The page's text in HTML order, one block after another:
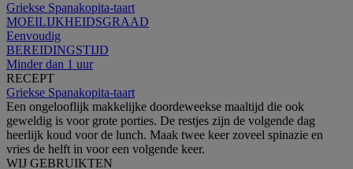
Griekse Spanakopita-taart
MOEILIJKHEIDSGRAAD
Eenvoudig
BEREIDINGSTIJD
Minder dan 1 uur
RECEPT
Griekse Spanakopita-taart
Een ongelooflijk makkelijke doordeweekse maaltijd die ook
geweldig is voor grote porties. De restjes zijn de volgende dag
heerlijk koud voor de lunch. Maak twee keer zoveel spinazie en
vries de helft in voor een volgende keer.
WIJ GEBRUIKTEN